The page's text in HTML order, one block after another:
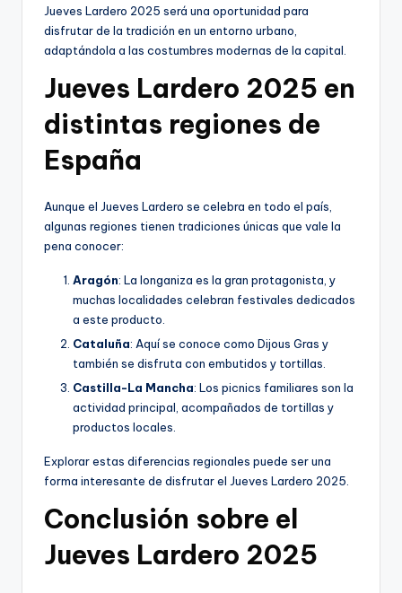
Jueves Lardero 2025 será una oportunidad para
disfrutar de la tradición en un entorno urbano,
adaptándola a las costumbres modernas de la capital.
Jueves Lardero 2025 en
distintas regiones de
España
Aunque el Jueves Lardero se celebra en todo el país,
algunas regiones tienen tradiciones únicas que vale la
pena conocer:
Aragón: La longaniza es la gran protagonista, y
muchas localidades celebran festivales dedicados
a este producto.
Cataluña: Aquí se conoce como Dijous Gras y
también se disfruta con embutidos y tortillas.
Castilla-La Mancha: Los picnics familiares son la
actividad principal, acompañados de tortillas y
productos locales.
Explorar estas diferencias regionales puede ser una
forma interesante de disfrutar el Jueves Lardero 2025.
Conclusión sobre el
Jueves Lardero 2025